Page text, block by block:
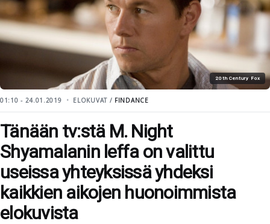
20th Century Fox
01:10 - 24.01.2019 ELOKUVAT / FINDANCE
Tänään tv:stä M. Night
Shyamalanin leffa on valittu
useissa yhteyksissä yhdeksi
kaikkien aikojen huonoimmista
elokuvista